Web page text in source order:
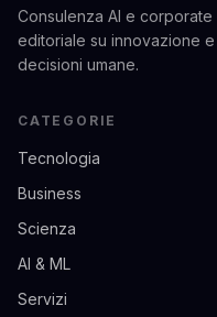
Consulenza AI e
editoriale su innovazione
decisioni umane.
CATEGORIE
Tecnologia
Business
Scienza
AI & ML
Servizi